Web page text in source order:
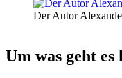
Der Autor
Um was geht es